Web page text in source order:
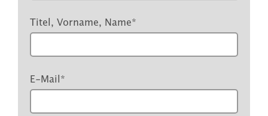
Titel, Vorname, Name*
E-Mail *